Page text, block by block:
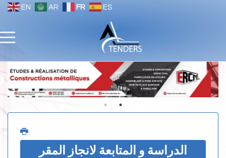
EN AR FR ES
الدراسة و المتابعة لانجاز المقر